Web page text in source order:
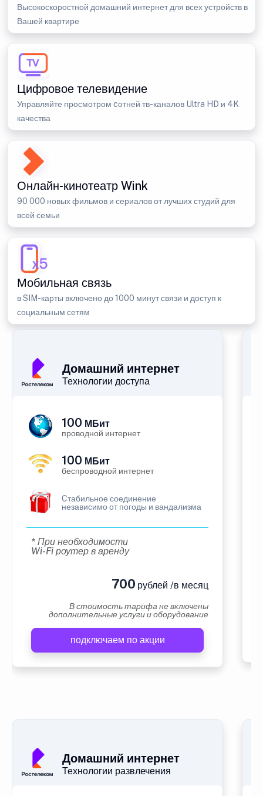
Высокоскоростной домашний интернет для всех устройств в
Вашей квартире
Цифровое телевидение
Управляйте просмотром cотней тв-каналов Ultra HD и 4K
качества
Онлайн-кинотеатр Wink
90 000 новых фильмов и сериалов от лучших студий для
всей семьи
Мобильная связь
в SIM-карты включено до 1000 минут связи и доступ к
социальным сетям
Домашний интернет
Технологии доступа
100 МБит
проводной интернет
100 МБит
беспроводной интернет
Cтабильное соединение
независимо от погоды и вандализма
* При необходимости
Wi-Fi роутер в аренду
700 рублей /в месяц
В стоимость тарифа не включены
дополнительные услуги и оборудование
подключаем по акции
Домашний интернет
Технологии развлечения